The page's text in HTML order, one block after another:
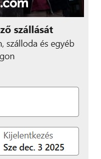
Curtain egy
az IDEA 2020
Awards) mellett
2020 elismerést is.
oldalon. Ha több
akkor
szükség, ezért
kérhető, nem